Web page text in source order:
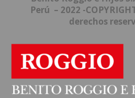
Perú – 2022 -
derechos